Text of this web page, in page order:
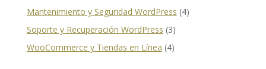
Mantenimiento y Seguridad WordPress (4)
Soporte y Recuperación WordPress (3)
WooCommerce y Tiendas en Línea (4)